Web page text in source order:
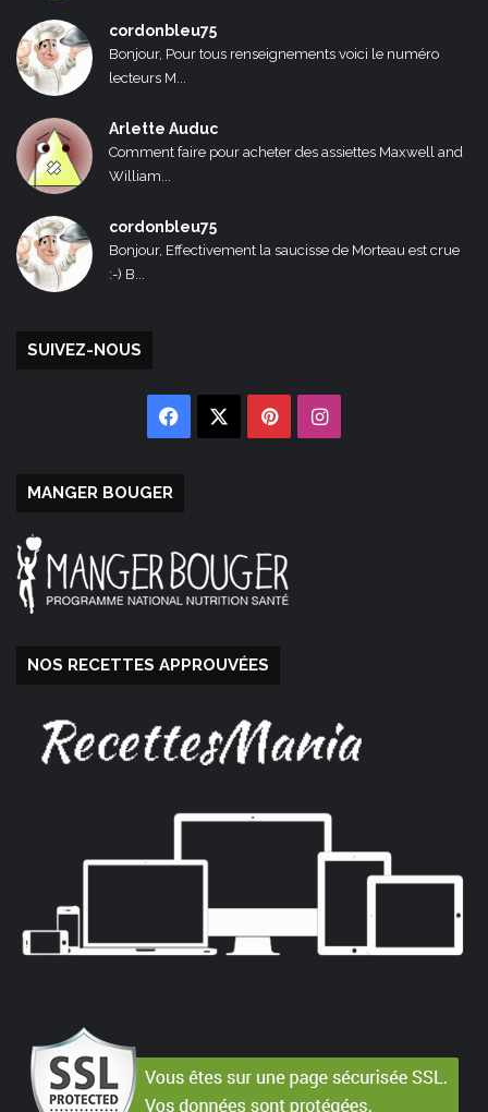
cordonbleu75
Bonjour, Pour tous renseignements voici le numéro
lecteurs M...
Arlette Auduc
Comment faire pour acheter des assiettes Maxwell and
William...
cordonbleu75
Bonjour, Effectivement la saucisse de Morteau est crue
:-) B...
SUIVEZ-NOUS
Facebook PinterestInstagram
MANGER BOUGER
NOS RECETTES APPROUVÉES